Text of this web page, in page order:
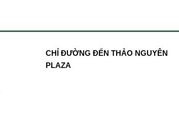
CHỈ ĐƯỜNG ĐẾN THẢO NGUYÊN
PLAZA